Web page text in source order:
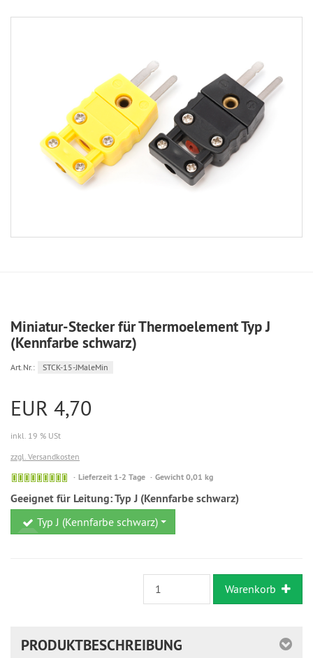
Miniatur-Stecker für Thermoelement Typ J
(Kennfarbe schwarz)
Art.Nr.: STCK-15-JMaleMin
EUR 4,70
inkl. 19 % USt
zzgl. Versandkosten
Sofort
ausreichende
Lieferzeit 1-2 Tage Gewicht 0,01 kg
Geeignet für Leitung:Typ J (Kennfarbe schwarz)
Typ J (Kennfarbe schwarz)
Warenkorb
PRODUKTBESCHREIBUNG